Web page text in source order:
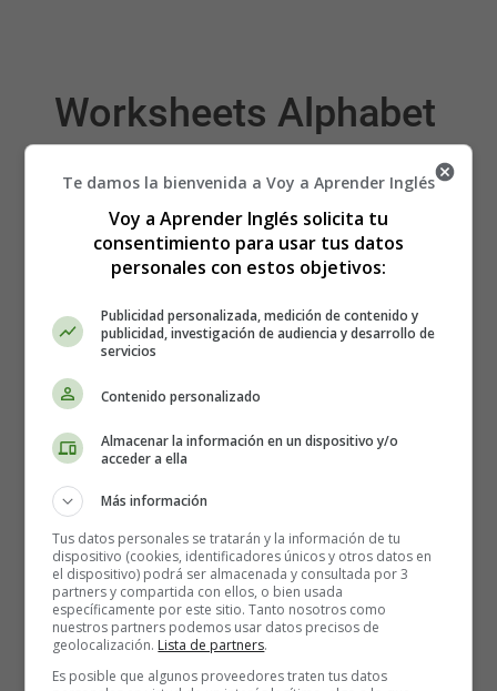
Worksheets Alphabet
26 - Fichas Alfabeto
en Inglés
Te damos la bienvenida a Voy a Aprender Inglés
Voy a Aprender Inglés solicita tu
consentimiento para usar tus datos
personales con estos objetivos:
Publicidad personalizada, medición de contenido y
publicidad, investigación de audiencia y desarrollo de
servicios
Contenido personalizado
Almacenar la información en un dispositivo y/o
acceder a ella
Más información
Tus datos personales se tratarán y la información de tu
dispositivo (cookies, identificadores únicos y otros datos en
el dispositivo) podrá ser almacenada y consultada por 3
partners y compartida con ellos, o bien usada
específicamente por este sitio. Tanto nosotros como
nuestros partners podemos usar datos precisos de
geolocalización. Lista de partners.
Es posible que algunos proveedores traten tus datos